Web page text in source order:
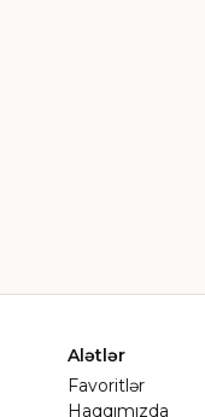
Alətlər
Favoritlər
Haqqımızda